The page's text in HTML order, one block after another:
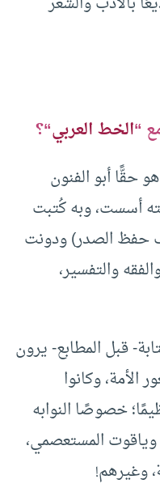
“الخط العربي“؟
حقًّا أبو الفنون
أسست، وبه كُتبت
حفظ الصدر) ودونت
والتفسير،
قبل المطابع- يرون
الأمة، وكانوا
خصوصًا النوابه
وياقوت المستعصمي،
وغيرهم!